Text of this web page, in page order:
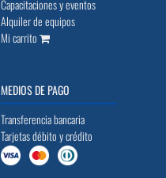
Capacitaciones y eventos
Alquiler de equipos
Mi carrito
MEDIOS DE PAGO
Transferencia bancaria
Tarjetas débito y crédito